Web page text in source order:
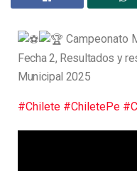
Campeonato
Fecha 2, Resultados y
Municipal 2025
#Chilete #ChiletePe